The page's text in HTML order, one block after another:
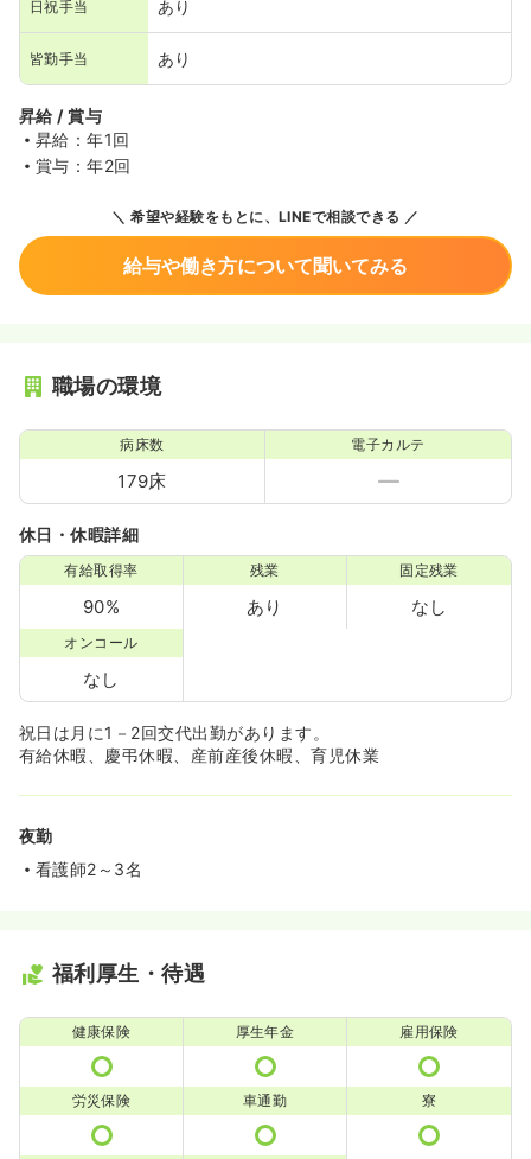
日祝手当 あり
皆勤手当 あり
昇給 / 賞与
昇給：年1回
賞与：年2回
希望や経験をもとに、LINEで相談できる
給与や働き方について聞いてみる
職場の環境
病床数
179床
電子カルテ
休日・休暇詳細
有給取得率
90%
残業
あり
固定残業
なし
オンコール
なし
祝日は月に1－2回交代出勤があります。
有給休暇、慶弔休暇、産前産後休暇、育児休業
夜勤
看護師2～3名
福利厚生・待遇
健康保険 厚生年金 雇用保険
労災保険 車通勤 寮